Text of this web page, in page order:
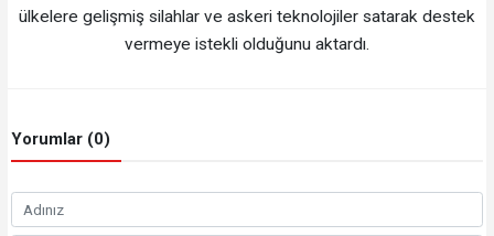
ülkelere gelişmiş silahlar ve askeri teknolojiler satarak destek
vermeye istekli olduğunu aktardı.
Yorumlar (0)